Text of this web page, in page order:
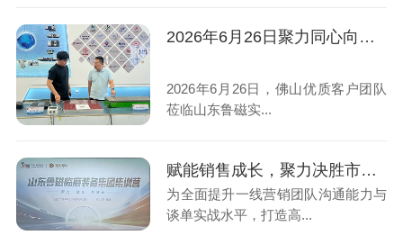
2026年6月26日聚力同心向新行！山东鲁磁与佛山客户深度洽谈，共拓市场蓝海
2026年6月26日，佛山优质客户团队
莅临山东鲁磁实...
赋能销售成长，聚力决胜市场-山东鲁磁开展两天一夜销售口才专项赋能培训
为全面提升一线营销团队沟通能力与
谈单实战水平，打造高...